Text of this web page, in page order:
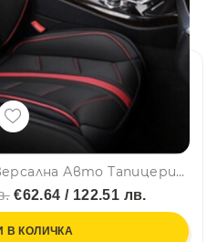
Комплект 2 Броя Универсална Авто Тапицерия За Седалки, Еко Кожа, Лукс, Sport, Черно-Червено
€62.64 / 122.51 лв.
В КОЛИЧКА